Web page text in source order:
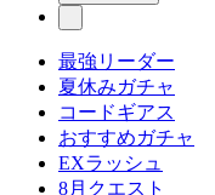
最強リーダー
夏休みガチャ
コードギアス
おすすめガチャ
EXラッシュ
8月クエスト